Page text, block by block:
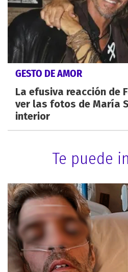
GESTO DE AMOR
La efusiva reacción de
ver las fotos de María
interior
Te puede